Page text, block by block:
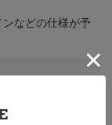
などの仕様が予